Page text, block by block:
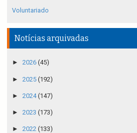
Voluntariado
Notícias arquivadas
► 2026 (45)
► 2025 (192)
► 2024(147)
► 2023 (173)
► 2022 (133)